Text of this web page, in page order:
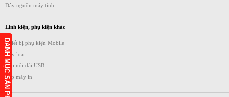
Dây nguồn máy tính
Linh kiện, phụ kiện khác
Thiết bị phụ kiện Mobile
Dây loa
Cáp nối dài USB
Cáp máy in
DANH MỤC SẢN PHẨM